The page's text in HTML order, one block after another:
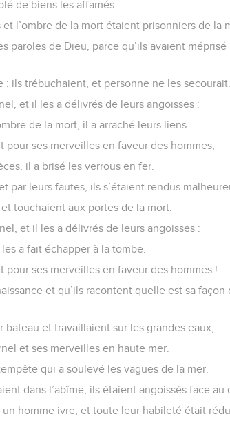
de biens les affamés.
l’ombre de la mort étaient prisonniers de la
paroles de Dieu, parce qu’ils avaient
: ils trébuchaient, et personne ne les secourait.
et il les a délivrés de leurs angoisses :
de la mort, il a arraché leurs liens.
pour ses merveilles en faveur des hommes,
il a brisé les verrous en fer.
par leurs fautes, ils s’étaient rendus
touchaient aux portes de la mort.
et il les a délivrés de leurs angoisses :
a fait échapper à la tombe.
pour ses merveilles en faveur des hommes !
et qu’ils racontent quelle est sa façon
et travaillaient sur les grandes eaux,
et ses merveilles en haute mer.
qui a soulevé les vagues de la mer.
dans l’abîme, ils étaient angoissés face au
homme ivre, et toute leur habileté était